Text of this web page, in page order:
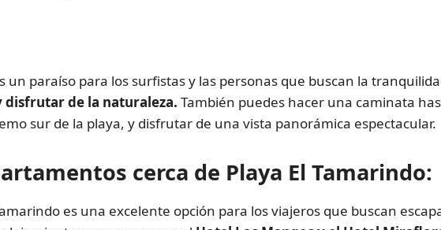
un paraíso para los surfistas y las personas que buscan la
de la naturaleza. También puedes hacer una caminata
sur de la playa, y disfrutar de una vista panorámica espectacular.
cerca de Playa El Tamarindo:
es una excelente opción para los viajeros que buscan